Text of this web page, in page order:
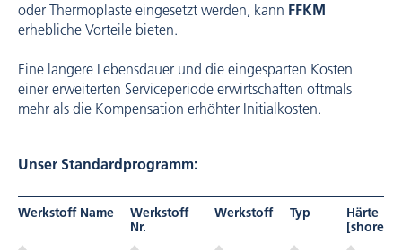
oder Thermoplaste eingesetzt werden, kann FFKM
erhebliche Vorteile bieten.
Eine längere Lebensdauer und die eingesparten Kosten
einer erweiterten Serviceperiode erwirtschaften oftmals
mehr als die ­Kompensation erhöhter Initialkosten.
Unser Standardprogramm:
Werkstoff Name
Werkstoff
Nr.
Werkstoff Typ
Härte
[shore]